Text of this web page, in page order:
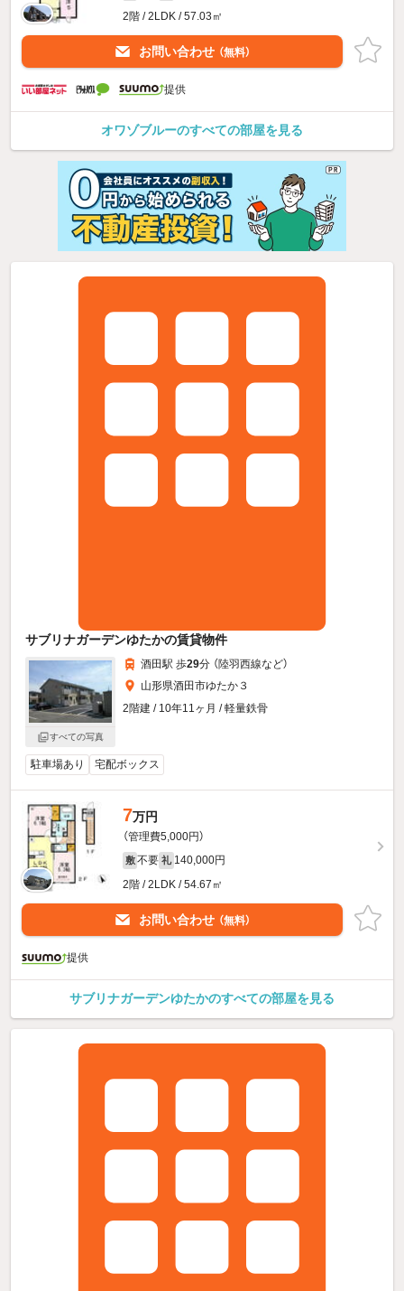
2階 / 2LDK / 57.03㎡
お問い合わせ （無料）
提供
オワゾブルーのすべての部屋を見る
サブリナガーデンゆたかの賃貸物件
すべての写真
酒田駅 歩29分 （陸羽西線など）
山形県酒田市ゆたか３
2階建 / 10年11ヶ月 / 軽量鉄骨
駐車場あり 宅配ボックス
7万円
（管理費5,000円）
敷 不要 礼 140,000円
2階 / 2LDK / 54.67㎡
お問い合わせ （無料）
提供
サブリナガーデンゆたかのすべての部屋を見る